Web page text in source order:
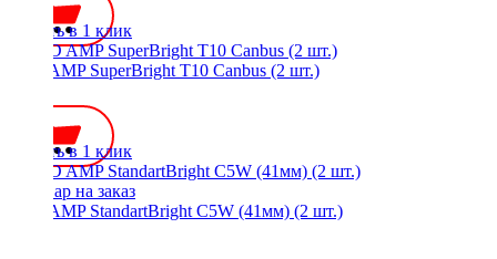
Купить в 1 клик
LED AMP SuperBright T10 Canbus (2 шт.)
Купить в 1 клик
LED AMP StandartBright C5W (41мм) (2 шт.)